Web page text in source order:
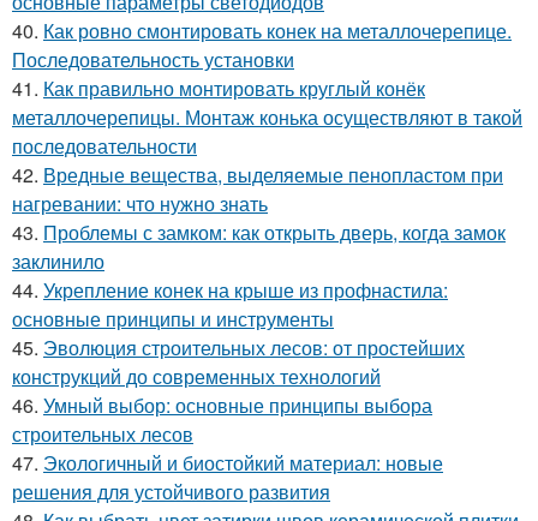
40. Как ровно смонтировать конек на металлочерепице.
Последовательность установки
41. Как правильно монтировать круглый конёк
металлочерепицы. Монтаж конька осуществляют в такой
последовательности
42. Вредные вещества, выделяемые пенопластом при
нагревании: что нужно знать
43. Проблемы с замком: как открыть дверь, когда замок
заклинило
44. Укрепление конек на крыше из профнастила:
основные принципы и инструменты
45. Эволюция строительных лесов: от простейших
конструкций до современных технологий
46. Умный выбор: основные принципы выбора
строительных лесов
47. Экологичный и биостойкий материал: новые
решения для устойчивого развития